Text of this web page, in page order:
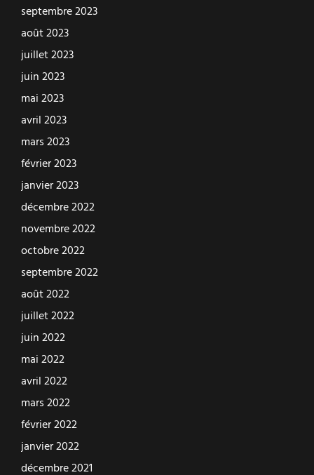
septembre 2023
août 2023
juillet 2023
juin 2023
mai 2023
avril 2023
mars 2023
février 2023
janvier 2023
décembre 2022
novembre 2022
octobre 2022
septembre 2022
août 2022
juillet 2022
juin 2022
mai 2022
avril 2022
mars 2022
février 2022
janvier 2022
décembre 2021